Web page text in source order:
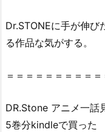
こ
ろ
紹
2.
『D
Dr.STONEに手が伸び
る作品な気がする。
＝＝＝＝＝＝＝＝＝＝
DR.Stone アニメ一話
5巻分kindleで買った